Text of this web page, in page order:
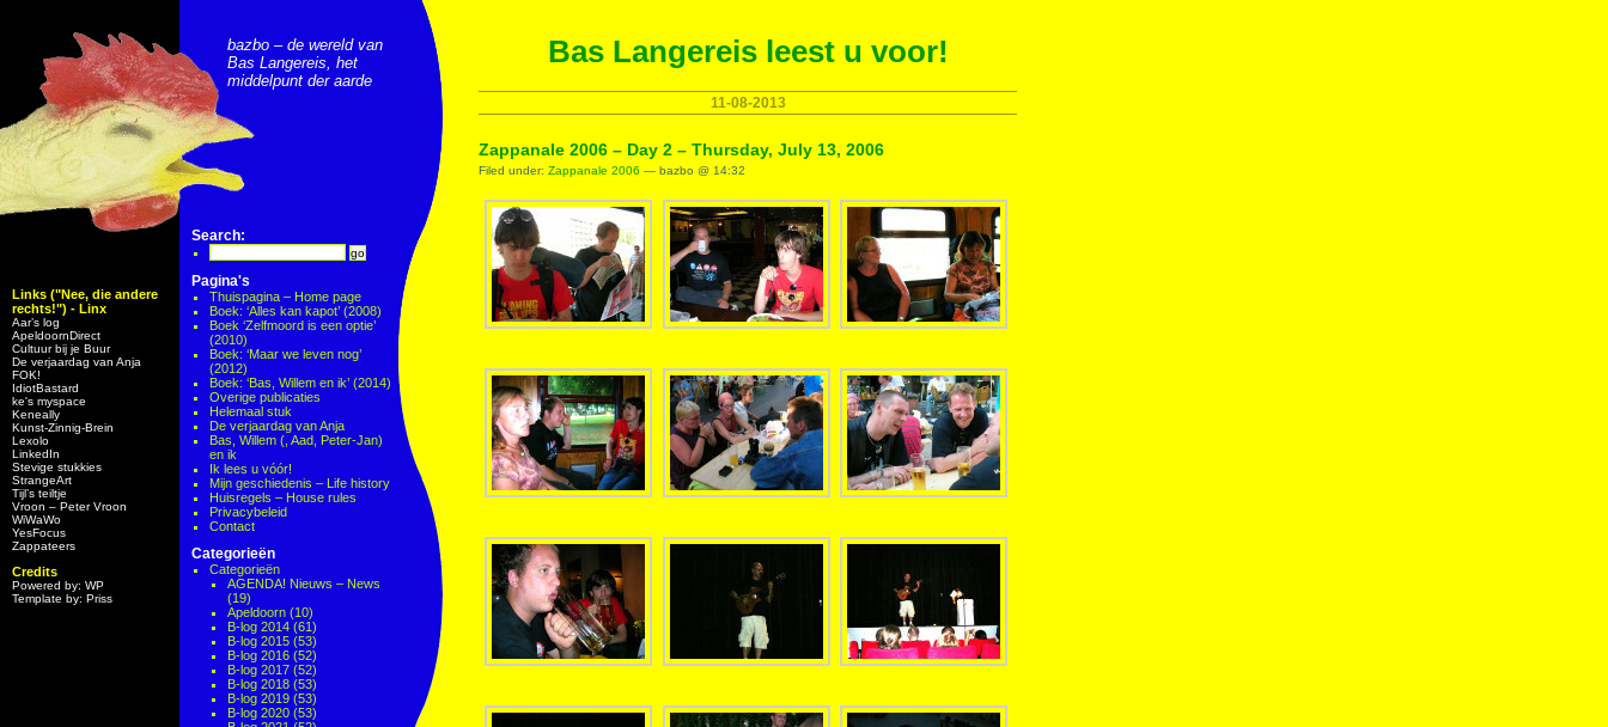
Links ("Nee, die andere
rechts!") - Linx
Aar’s log
ApeldoornDirect
Cultuur bij je Buur
De verjaardag van Anja
FOK!
IdiotBastard
ke's myspace
Keneally
Kunst-Zinnig-Brein
Lexolo
LinkedIn
Stevige stukkies
StrangeArt
Tijl’s teiltje
Vroon – Peter Vroon
WiWaWo
YesFocus
Zappateers
Credits
Powered by: WP
Template by: Priss
bazbo – de wereld van
Bas Langereis, het
middelpunt der aarde
Search:
Pagina's
Thuispagina – Home page
Boek: ‘Alles kan kapot’ (2008)
Boek ‘Zelfmoord is een optie’
(2010)
Boek: ‘Maar we leven nog’
(2012)
Boek: ‘Bas, Willem en ik’ (2014)
Overige publicaties
Helemaal stuk
De verjaardag van Anja
Bas, Willem (, Aad, Peter-Jan)
en ik
Ik lees u vóór!
Mijn geschiedenis – Life history
Huisregels – House rules
Privacybeleid
Contact
Categorieën
Categorieën
AGENDA! Nieuws – News
(19)
Apeldoorn (10)
B-log 2014 (61)
B-log 2015 (53)
B-log 2016 (52)
B-log 2017 (52)
B-log 2018 (53)
B-log 2019 (53)
B-log 2020 (53)
Bas Langereis leest u voor!
11-08-2013
Zappanale 2006 – Day 2 – Thursday, July 13, 2006
Filed under: Zappanale 2006 — bazbo @ 14:32